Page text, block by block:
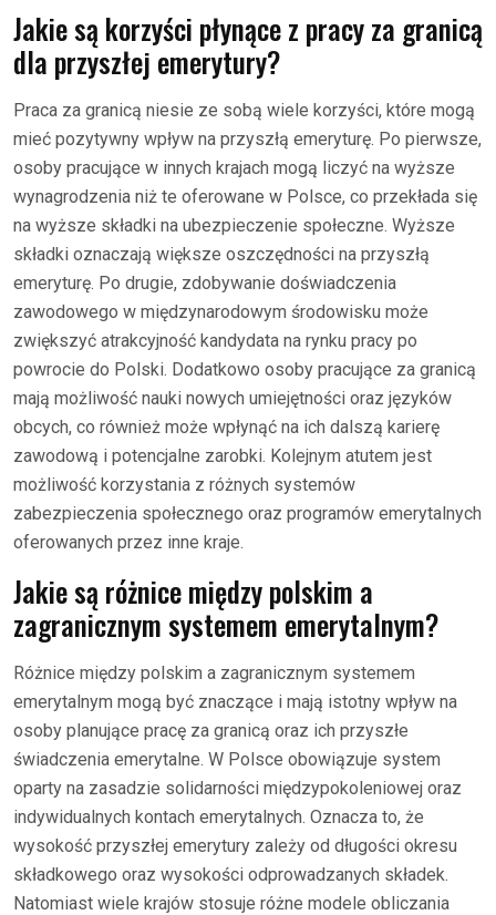
Jakie są korzyści płynące z pracy za granicą
dla przyszłej emerytury?
Praca za granicą niesie ze sobą wiele korzyści, które mogą
mieć pozytywny wpływ na przyszłą emeryturę. Po pierwsze,
osoby pracujące w innych krajach mogą liczyć na wyższe
wynagrodzenia niż te oferowane w Polsce, co przekłada się
na wyższe składki na ubezpieczenie społeczne. Wyższe
składki oznaczają większe oszczędności na przyszłą
emeryturę. Po drugie, zdobywanie doświadczenia
zawodowego w międzynarodowym środowisku może
zwiększyć atrakcyjność kandydata na rynku pracy po
powrocie do Polski. Dodatkowo osoby pracujące za granicą
mają możliwość nauki nowych umiejętności oraz języków
obcych, co również może wpłynąć na ich dalszą karierę
zawodową i potencjalne zarobki. Kolejnym atutem jest
możliwość korzystania z różnych systemów
zabezpieczenia społecznego oraz programów emerytalnych
oferowanych przez inne kraje.
Jakie są różnice między polskim a
zagranicznym systemem emerytalnym?
Różnice między polskim a zagranicznym systemem
emerytalnym mogą być znaczące i mają istotny wpływ na
osoby planujące pracę za granicą oraz ich przyszłe
świadczenia emerytalne. W Polsce obowiązuje system
oparty na zasadzie solidarności międzypokoleniowej oraz
indywidualnych kontach emerytalnych. Oznacza to, że
wysokość przyszłej emerytury zależy od długości okresu
składkowego oraz wysokości odprowadzanych składek.
Natomiast wiele krajów stosuje różne modele obliczania